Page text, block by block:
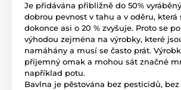
Je přidávána přibližně do 50%
dobrou pevnost v tahu a v oděru, která
dokonce asi o 20 % zvyšuje. Proto se
výhodou zejména na výrobky, které
namáhány a musí se často prát.
příjemný omak a mohou sát značné
například potu.
Bavlna je pěstována bez pesticidů,